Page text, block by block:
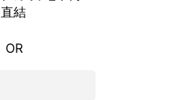
直結
OR